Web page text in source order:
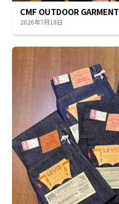
CMF OUTDOOR GARMENT
2026年7月18日